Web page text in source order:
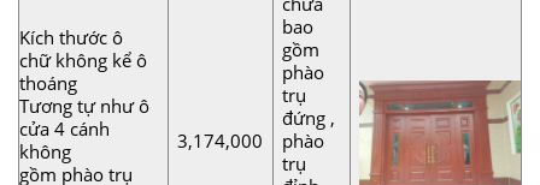
Kích thước ô
chữ không kể ô
thoáng
Tương tự như ô
cửa 4 cánh
không
gồm phào trụ
3,174,000
bao
gồm
phào
trụ
đứng ,
phào
trụ